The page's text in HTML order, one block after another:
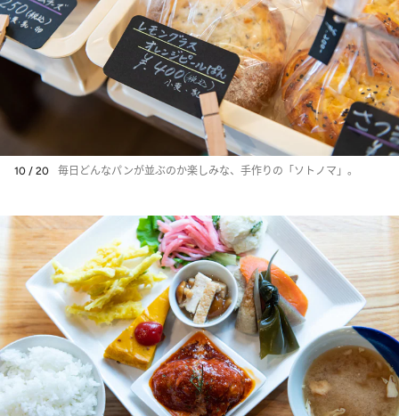
10 / 20 毎日どんなパンが並ぶのか楽しみな、手作りの「ソトノマ」。